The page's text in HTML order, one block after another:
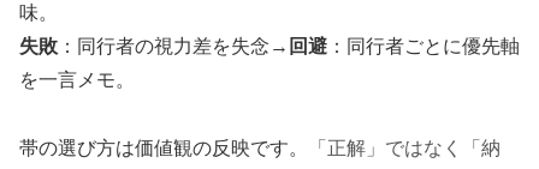
味。
失敗 ：同行者の視力差を失念→ 回避 ：同行者ごとに優先軸
を一言メモ。
帯の選び方は価値観の反映です。
「正解」ではなく「納